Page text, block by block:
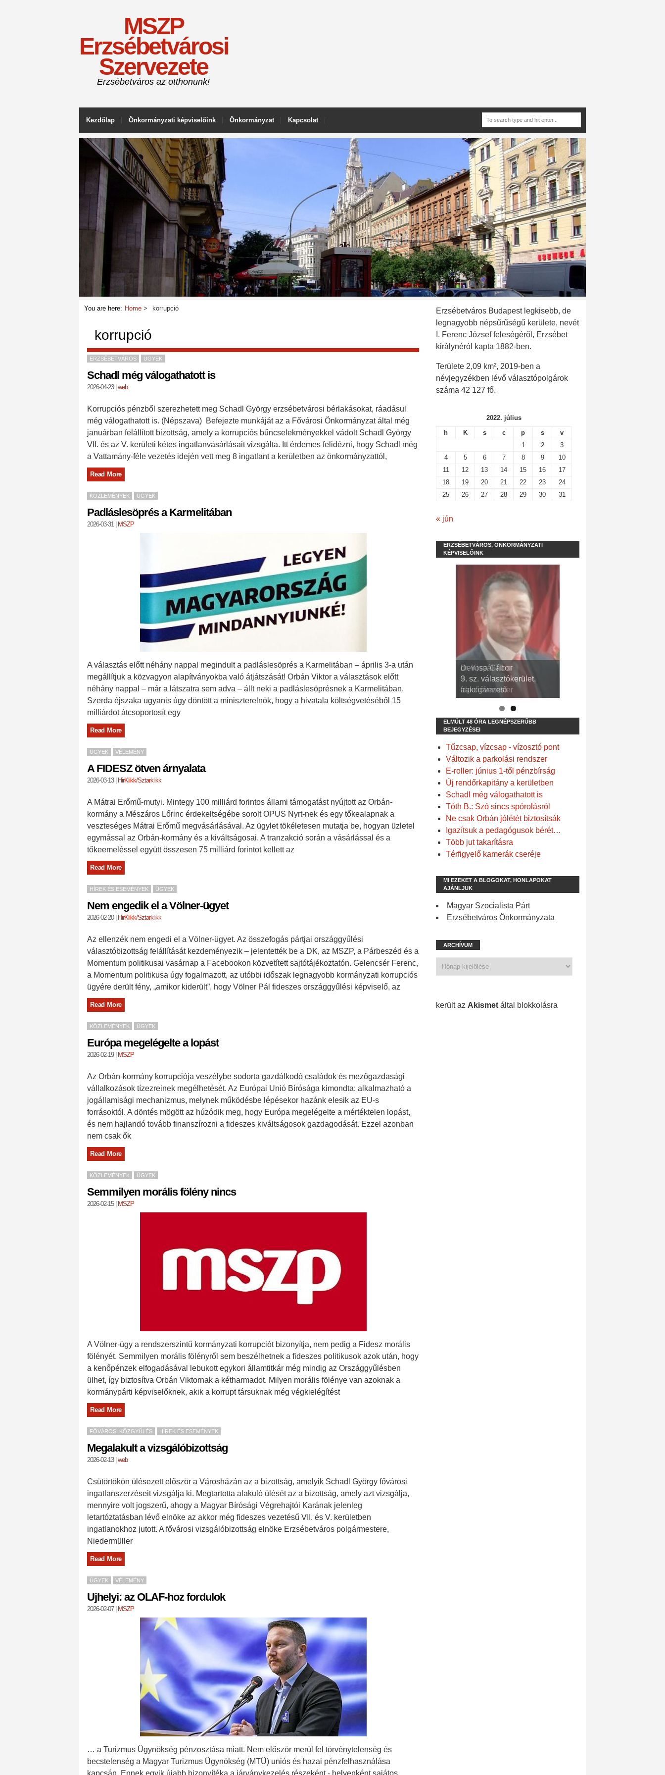
MSZP
Erzsébetvárosi
Szervezete
Erzsébetváros az otthonunk!
Kezdőlap Önkormányzati képviselőink Önkormányzat Kapcsolat
You are here: Home korrupció
korrupció
ERZSÉBETVÁROS ÜGYEK
Schadl még válogathatott is
2026-04-23| web
Korrupciós pénzből szerezhetett meg Schadl György erzsébetvárosi bérlakásokat, ráadásul
még válogathatott is. (Népszava) Befejezte munkáját az a Fővárosi Önkormányzat által még
januárban felállított bizottság, amely a korrupciós bűncselekményekkel vádolt Schadl György
VII. és az V. kerületi kétes ingatlanvásárlásait vizsgálta. Itt érdemes felidézni, hogy Schadl még
a Vattamány-féle vezetés idején vett meg 8 ingatlant a kerületben az önkormányzattól,
Read More
KÖZLEMÉNYEK ÜGYEK
Padláslesöprés a Karmelitában
2026-03-31| MSZP
A választás előtt néhány nappal megindult a padláslesöprés a Karmelitában – április 3-a után
megállítjuk a közvagyon alapítványokba való átjátszását! Orbán Viktor a választások előtt
néhány nappal – már a látszatra sem adva – állt neki a padláslesöprésnek a Karmelitában.
Szerda éjszaka ugyanis úgy döntött a miniszterelnök, hogy a hivatala költségvetéséből 15
milliárdot átcsoportosít egy
Read More
ÜGYEK VÉLEMÉNY
A FIDESZ ötven árnyalata
2026-03-13| HirKlikk/Sztarklikk
A Mátrai Erőmű-mutyi. Mintegy 100 milliárd forintos állami támogatást nyújtott az Orbán-
kormány a Mészáros Lőrinc érdekeltségébe sorolt OPUS Nyrt-nek és egy tőkealapnak a
veszteséges Mátrai Erőmű megvásárlásával. Az ügylet tökéletesen mutatja be, hogyan üzletel
egymással az Orbán-kormány és a kiváltságosai. A tranzakció során a vásárlással és a
tőkeemeléssel együtt összesen 75 milliárd forintot kellett az
Read More
HÍREK ÉS ESEMÉNYEK ÜGYEK
Nem engedik el a Völner-ügyet
2026-02-20| HirKlikk/Sztarklikk
Az ellenzék nem engedi el a Völner-ügyet. Az összefogás pártjai országgyűlési
választóbizottság felállítását kezdeményezik – jelentették be a DK, az MSZP, a Párbeszéd és a
Momentum politikusai vasárnap a Facebookon közvetített sajtótájékoztatón. Gelencsér Ferenc,
a Momentum politikusa úgy fogalmazott, az utóbbi időszak legnagyobb kormányzati korrupciós
ügyére derült fény, „amikor kiderült”, hogy Völner Pál fideszes országgyűlési képviselő, az
Read More
KÖZLEMÉNYEK ÜGYEK
Európa megelégelte a lopást
2026-02-19| MSZP
Az Orbán-kormány korrupciója veszélybe sodorta gazdálkodó családok és mezőgazdasági
vállalkozások tízezreinek megélhetését. Az Európai Unió Bírósága kimondta: alkalmazható a
jogállamisági mechanizmus, melynek működésbe lépésekor hazánk elesik az EU-s
forrásoktól. A döntés mögött az húzódik meg, hogy Európa megelégelte a mértéktelen lopást,
és nem hajlandó tovább finanszírozni a fideszes kiváltságosok gazdagodását. Ezzel azonban
nem csak ők
Read More
KÖZLEMÉNYEK ÜGYEK
Semmilyen morális fölény nincs
2026-02-15| MSZP
A Völner-ügy a rendszerszintű kormányzati korrupciót bizonyítja, nem pedig a Fidesz morális
fölényét. Semmilyen morális fölényről sem beszélhetnek a fideszes politikusok azok után, hogy
a kenőpénzek elfogadásával lebukott egykori államtitkár még mindig az Országgyűlésben
ülhet, így biztosítva Orbán Viktornak a kétharmadot. Milyen morális fölénye van azoknak a
kormánypárti képviselőknek, akik a korrupt társuknak még végkielégítést
Read More
FŐVÁROSI KÖZGYŰLÉS HÍREK ÉS ESEMÉNYEK
Megalakult a vizsgálóbizottság
2026-02-13| web
Csütörtökön ülésezett először a Városházán az a bizottság, amelyik Schadl György fővárosi
ingatlanszerzéseit vizsgálja ki. Megtartotta alakuló ülését az a bizottság, amely azt vizsgálja,
mennyire volt jogszerű, ahogy a Magyar Bírósági Végrehajtói Karának jelenleg
letartóztatásban lévő elnöke az akkor még fideszes vezetésű VII. és V. kerületben
ingatlanokhoz jutott. A fővárosi vizsgálóbizottság elnöke Erzsébetváros polgármestere,
Niedermüller
Read More
ÜGYEK VÉLEMÉNY
Ujhelyi: az OLAF-hoz fordulok
2026-02-07| MSZP
… a Turizmus Ügynökség pénzosztása miatt. Nem először merül fel törvénytelenség és
becstelenség a Magyar Turizmus Ügynökség (MTÜ) uniós és hazai pénzfelhasználása
kapcsán. Ennek egyik újabb bizonyítéka a járványkezelés részeként - helyenként sajátos
Erzsébetváros Budapest legkisebb, de
legnagyobb népsűrűségű kerülete, nevét
I. Ferenc József feleségéről, Erzsébet
királynéról kapta 1882-ben.
Területe 2,09 km², 2019-ben a
névjegyzékben lévő választópolgárok
száma 42 127 fő.
2022. július
h
K s c p s
v
1
2
3
4
5 6 7 8 9
10
11
12 13 14 15 16
17
18
19 20 21 22 23
24
25
26 27 28 29 30 31
« jún
ERZSÉBETVÁROS, ÖNKORMÁNYZATI
KÉPVISELŐINK
Devosa Gábor
9. sz. választókerület,
frakcióvezető
ELMÚLT 48 ÓRA LEGNÉPSZERŰBB
BEJEGYZÉSEI
Tűzcsap, vízcsap - vízosztó pont
Változik a parkolási rendszer
E-roller: június 1-től pénzbírság
Új rendőrkapitány a kerületben
Schadl még válogathatott is
Tóth B.: Szó sincs spórolásról
Ne csak Orbán jólétét biztosítsák
Igazítsuk a pedagógusok bérét…
Több jut takarításra
Térfigyelő kamerák cseréje
MI EZEKET A BLOGOKAT, HONLAPOKAT
AJÁNLJUK
Magyar Szocialista Párt
Erzsébetváros Önkormányzata
ARCHÍVUM
került az Akismet által blokkolásra